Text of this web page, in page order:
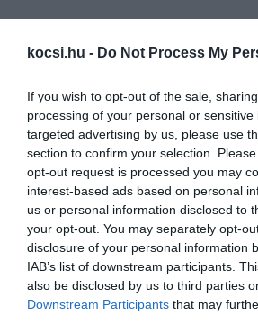
kocsi.hu - Do Not Process My
If you wish to opt-out of the sale,
processing of your personal or
targeted advertising by us, please use
section to confirm your selection.
opt-out request is processed you may
interest-based ads based on personal
us or personal information disclosed to
your opt-out. You may separately opt-
disclosure of your personal information
IAB’s list of downstream participants.
also be disclosed by us to third parties
Downstream Participants that may
Itt vannak az izom Minik